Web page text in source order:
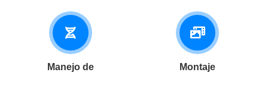
Manejo de Montaje